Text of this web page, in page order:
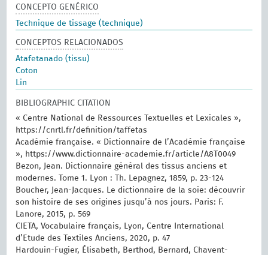
CONCEPTO GENÉRICO
Technique de tissage (technique)
CONCEPTOS RELACIONADOS
Atafetanado (tissu)
Coton
Lin
BIBLIOGRAPHIC CITATION
« Centre National de Ressources Textuelles et Lexicales »,
https://cnrtl.fr/definition/taffetas
Académie française. « Dictionnaire de l’Académie française
», https://www.dictionnaire-academie.fr/article/A8T0049
Bezon, Jean. Dictionnaire général des tissus anciens et
modernes. ‎Tome 1.‎ Lyon : Th. Lepagnez, 1859, p. 23-124
Boucher, Jean-Jacques. Le dictionnaire de la soie: découvrir
son histoire de ses origines jusqu’à nos jours. Paris: F.
Lanore, 2015, p. 569
CIETA, Vocabulaire français, Lyon, Centre International
d’Etude des Textiles Anciens, 2020, p. 47
Hardouin-Fugier, Élisabeth, Berthod, Bernard, Chavent-